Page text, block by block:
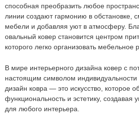
способная преобразить любое
линии создают гармонию в обстановке,
мебели и добавляя уют в атмосферу.
овальный ковер становится центром
которого легко организовать мебельное
В мире интерьерного дизайна ковер с
настоящим символом индивидуальности
дизайн ковра — это искусство, которое
функциональность и эстетику, создавая
для любого интерьера.
Отправить
позвоним и подробно
которые действительно для